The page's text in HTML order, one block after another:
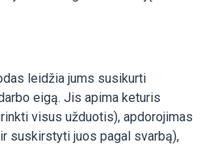
leidžia jums susikurti
eigą. Jis apima keturis
visus užduotis), apdorojimas
suskirstyti juos pagal svarbą),